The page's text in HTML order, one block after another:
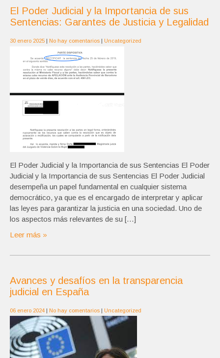
El Poder Judicial y la Importancia de sus
Sentencias: Garantes de Justicia y Legalidad
30 enero 2025 | No hay comentarios | Uncategorized
El Poder Judicial y la Importancia de sus Sentencias El Poder
Judicial y la Importancia de sus Sentencias El Poder Judicial
desempeña un papel fundamental en cualquier sistema
democrático, ya que es el encargado de interpretar y aplicar
las leyes para garantizar la justicia en una sociedad. Uno de
los aspectos más relevantes de su […]
Leer más »
Avances y desafíos en la transparencia
judicial en España
06 enero 2024 | No hay comentarios | Uncategorized